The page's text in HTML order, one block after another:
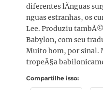
diferentes lÃ­nguas
nguas estranhas, os
Lee. Produziu
Babylon, com seu
Muito bom, por sinal.
tropeÃ§a
Compartilhe isso: